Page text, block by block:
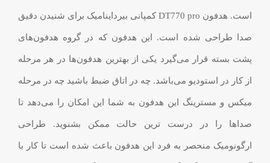
است. هدفون DT770 pro کمپانی بیرداینامیک برای شنیدن دقیق
صدا طراحی شده است. این هدفون که در گروه هدفون‌های
پشت بسته قرار می‌گیرد یکی از بهترین هدفون‌ها در هر مرحله
از کار در استودیو می‌باشد. چه در اتاق ضبط باشید چه در مرحله
میکس و مسترینگ این هدفون به شما این امکان را می‌دهد تا
صداها را در درست ترین حالت ممکن بشنوید. طراحی
ارگونومیک منحصر به فرد این هدفون باعث شده است تا کار با